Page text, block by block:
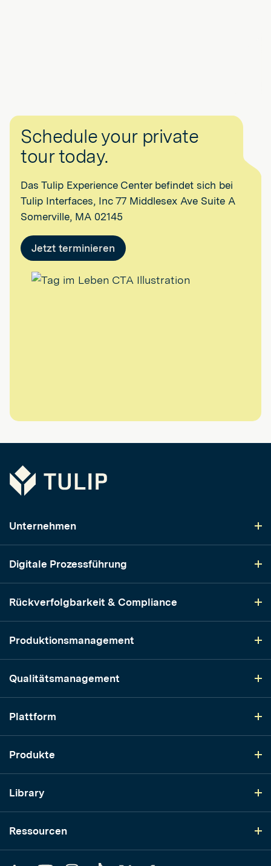
Schedule your private
tour today.
Das Tulip Experience Center befindet sich bei
Tulip Interfaces, Inc 77 Middlesex Ave Suite A
Somerville, MA 02145
Jetzt terminieren
Tulip
Unternehmen
Digitale Prozessführung
Rückverfolgbarkeit & Compliance
Produktionsmanagement
Qualitätsmanagement
Plattform
Produkte
Library
Ressourcen
YouTubeInstagram
TikTok